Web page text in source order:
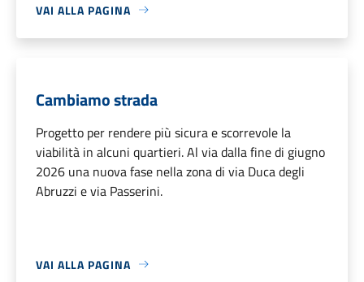
VAI ALLA PAGINA
Cambiamo strada
Progetto per rendere più sicura e scorrevole la
viabilità in alcuni quartieri. Al via dalla fine di giugno
2026 una nuova fase nella zona di via Duca degli
Abruzzi e via Passerini.
VAI ALLA PAGINA